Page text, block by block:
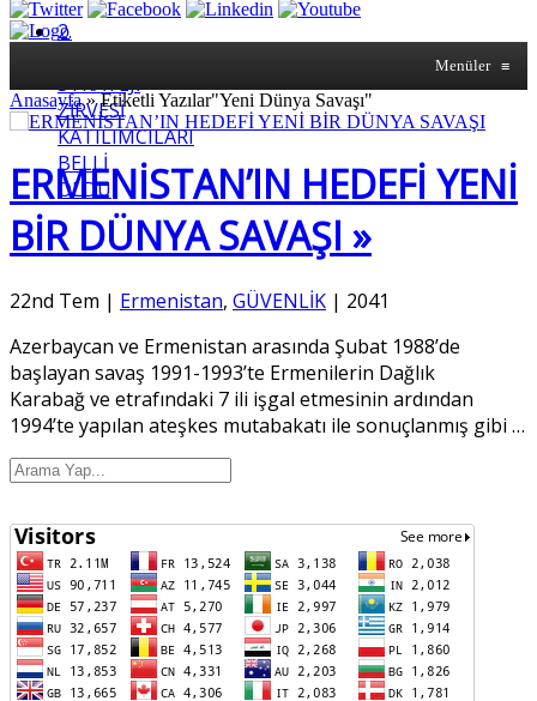
2.
STRATEJİ
ZİRVESİ
KATILIMCILARI
BELLİ
OLDU
Menüler ≡
Anasayfa»Etiketli Yazılar"Yeni Dünya Savaşı"
ERMENİSTAN’IN HEDEFİ YENİ
BİR DÜNYA SAVAŞI »
22nd Tem | Ermenistan, GÜVENLİK | 2041
Azerbaycan ve Ermenistan arasında Şubat 1988’de
başlayan savaş 1991-1993’te Ermenilerin Dağlık
Karabağ ve etrafındaki 7 ili işgal etmesinin ardından
1994’te yapılan ateşkes mutabakatı ile sonuçlanmış gibi …